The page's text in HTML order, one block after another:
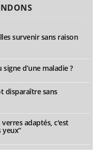
survenir sans raison
d’une maladie ?
disparaître sans
verres adaptés, c'est